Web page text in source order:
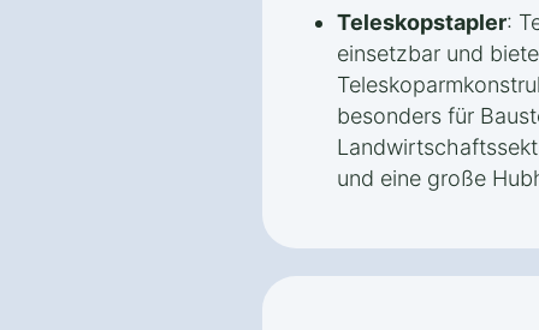
Teleskopstapler:
einsetzbar und
besonders für
und eine große